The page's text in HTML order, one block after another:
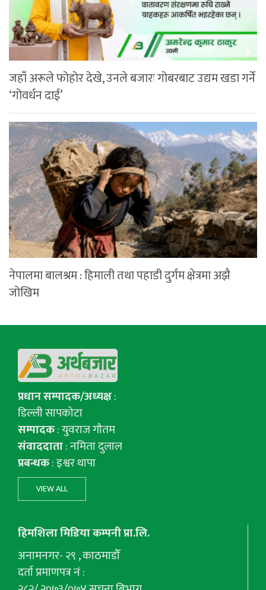
जहाँ अरूले फोहोर देखे, उनले बजारः गोबरबाट उद्यम खडा गर्ने
‘गोवर्धन दाई’
नेपालमा बालश्रम : हिमाली तथा पहाडी दुर्गम क्षेत्रमा अझै
जोखिम
प्रधान सम्पादक/अध्यक्ष:
डिल्ली सापकोटा
सम्पादक: युवराज गाैतम
संवाददाता: नमिता दुलाल
प्रबन्धक: इश्वर थापा
VIEW ALL
हिमशिला मिडिया कम्पनी प्रा.लि.
अनामनगर- २९ , काठमाडौँ
दर्ता प्रमाणपत्र नं :